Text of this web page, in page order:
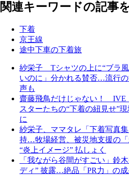
関連キーワードの記事
下着
京王線
途中下車の下着旅
紗栄子 Tシャツの上に“ブラ
いのに」分かれる賛否…流行
声も
齋藤飛鳥だけじゃない！ IVE
スターたちの“下着の紐見せ”
に
紗栄子、ママタレ「下着写真
持…牧場経営、被災地支援の
“炎上イメージ” 払しょく
「我ながら谷間がすごい」鈴
ディ” 披露…絶品「PR力」の